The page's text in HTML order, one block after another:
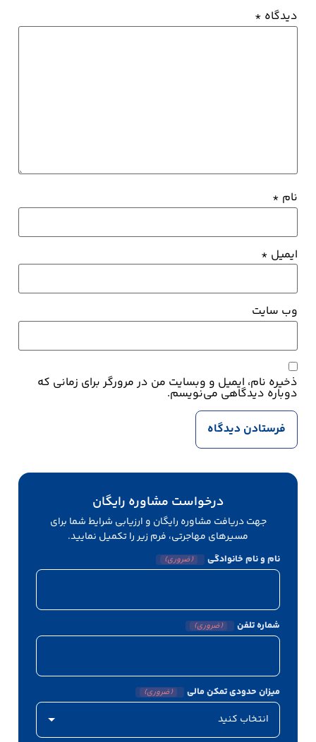
دیدگاه *
نام *
ایمیل *
وب‌ سایت
ذخیره نام، ایمیل و وبسایت من در مرورگر برای زمانی که
دوباره دیدگاهی می‌نویسم.
درخواست مشاوره رایگان
جهت دریافت مشاوره رایگان و ارزیابی شرایط شما برای
مسیرهای مهاجرتی، فرم زیر را تکمیل نمایید.
نام و نام خانوادگی (ضروری)
شماره تلفن (ضروری)
میزان حدودی تمکن مالی (ضروری)